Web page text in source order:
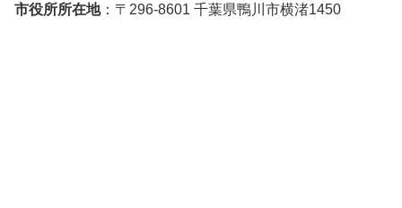
市役所所在地：〒296-8601 千葉県鴨川市横渚1450